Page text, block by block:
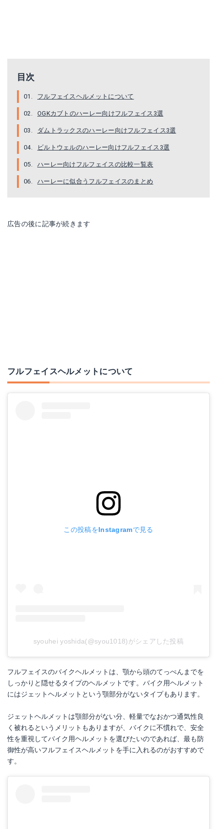
目次
フルフェイスヘルメットについて
OGKカブトのハーレー向けフルフェイス3選
ダムトラックスのハーレー向けフルフェイス3選
ビルトウェルのハーレー向けフルフェイス3選
ハーレー向けフルフェイスの比較一覧表
ハーレーに似合うフルフェイスのまとめ
広告の後に記事が続きます
オージーケーカブト RT-33X
楽天で詳細を見る
フルフェイスヘルメットについて
この投稿をInstagramで見る
syouhei yoshida(@syou1018)がシェアした投稿
フルフェイスのバイクヘルメットは、顎から頭のてっぺんまでを
しっかりと隠せるタイプのヘルメットです。バイク用ヘルメット
にはジェットヘルメットという顎部分がないタイプもあります。
ジェットヘルメットは顎部分がない分、軽量でなおかつ通気性良
く被れるというメリットもありますが、バイクに不慣れで、安全
性を重視してバイク用ヘルメットを選びたいのであれば、最も防
御性が高いフルフェイスヘルメットを手に入れるのがおすすめで
す。